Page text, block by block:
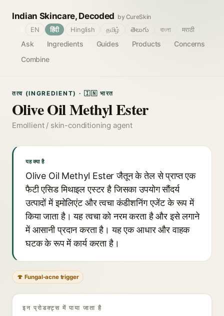
Indian Skincare, Decoded by CureSkin
Ask Ingredients Guides Products
Concerns
Combine
EN हिंदी Hinglish தமிழ் తెలుగు বাংলা मराठी
तत्व (INGREDIENT) · 🇮🇳 भारत
Olive Oil Methyl Ester
Emollient / skin-conditioning agent
यह क्या है
Olive Oil Methyl Ester जैतून के तेल से प्राप्त एक
फैटी एसिड मिथाइल एस्टर है जिसका उपयोग सौंदर्य
उत्पादों में इमोलिएंट और त्वचा कंडीशनिंग एजेंट के रूप में
किया जाता है। यह त्वचा को नरम करता है और इसे लगाने
में आसानी प्रदान करता है। यह एक आधार और वाहक
घटक के रूप में कार्य करता है।
🍄 Fungal-acne trigger
इन प्रोडक्ट्स में पाया जाता है